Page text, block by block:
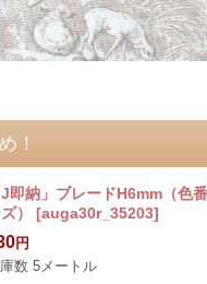
！
J即納」ブレードH6mm（色
）
[auga30r_35203]
円
数 5メートル